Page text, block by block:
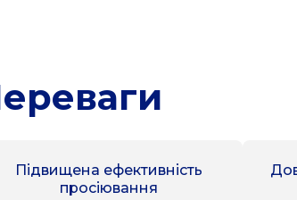
Підвищена ефективність
просіювання